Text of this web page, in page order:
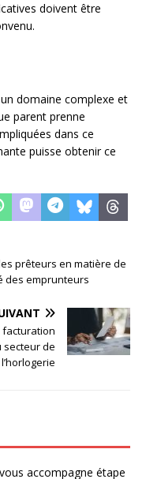
doivent être
domaine complexe et
parent prenne
dans ce
puisse obtenir ce
prêteurs en matière de
des emprunteurs
facturation
de
l’horlogerie
accompagne étape